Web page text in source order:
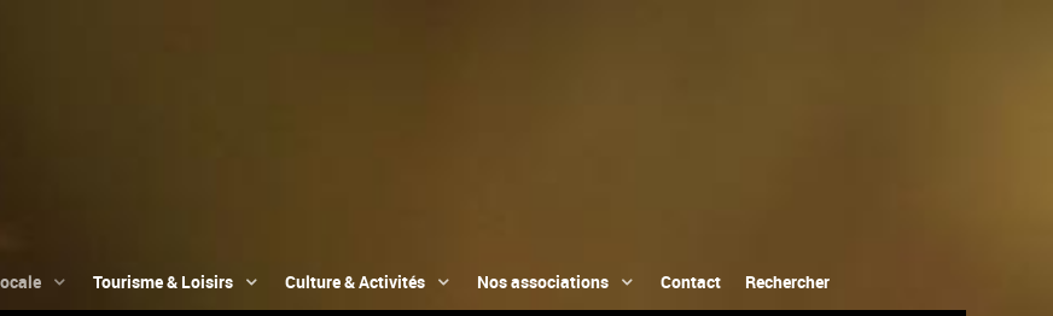
Tourisme & Loisirs Culture & Activités Nos associations Contact Rechercher